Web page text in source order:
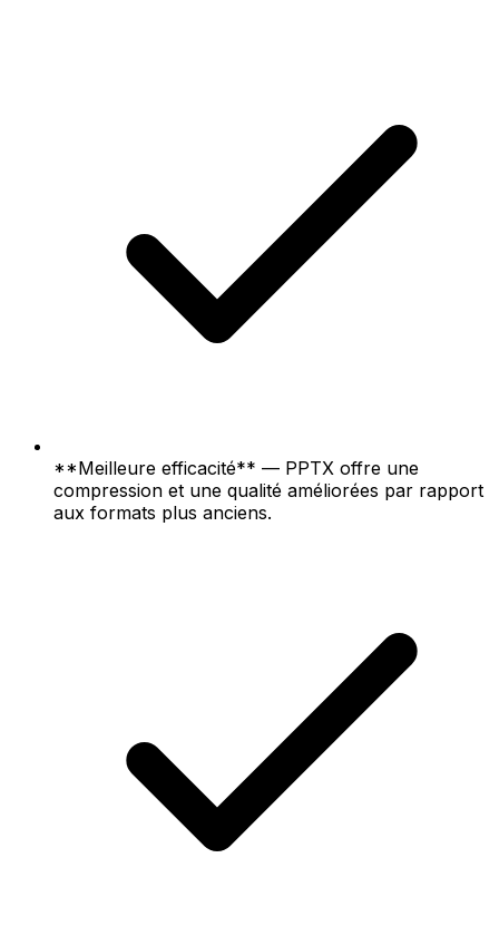
**Meilleure efficacité** — PPTX offre une
compression et une qualité améliorées par rapport
aux formats plus anciens.